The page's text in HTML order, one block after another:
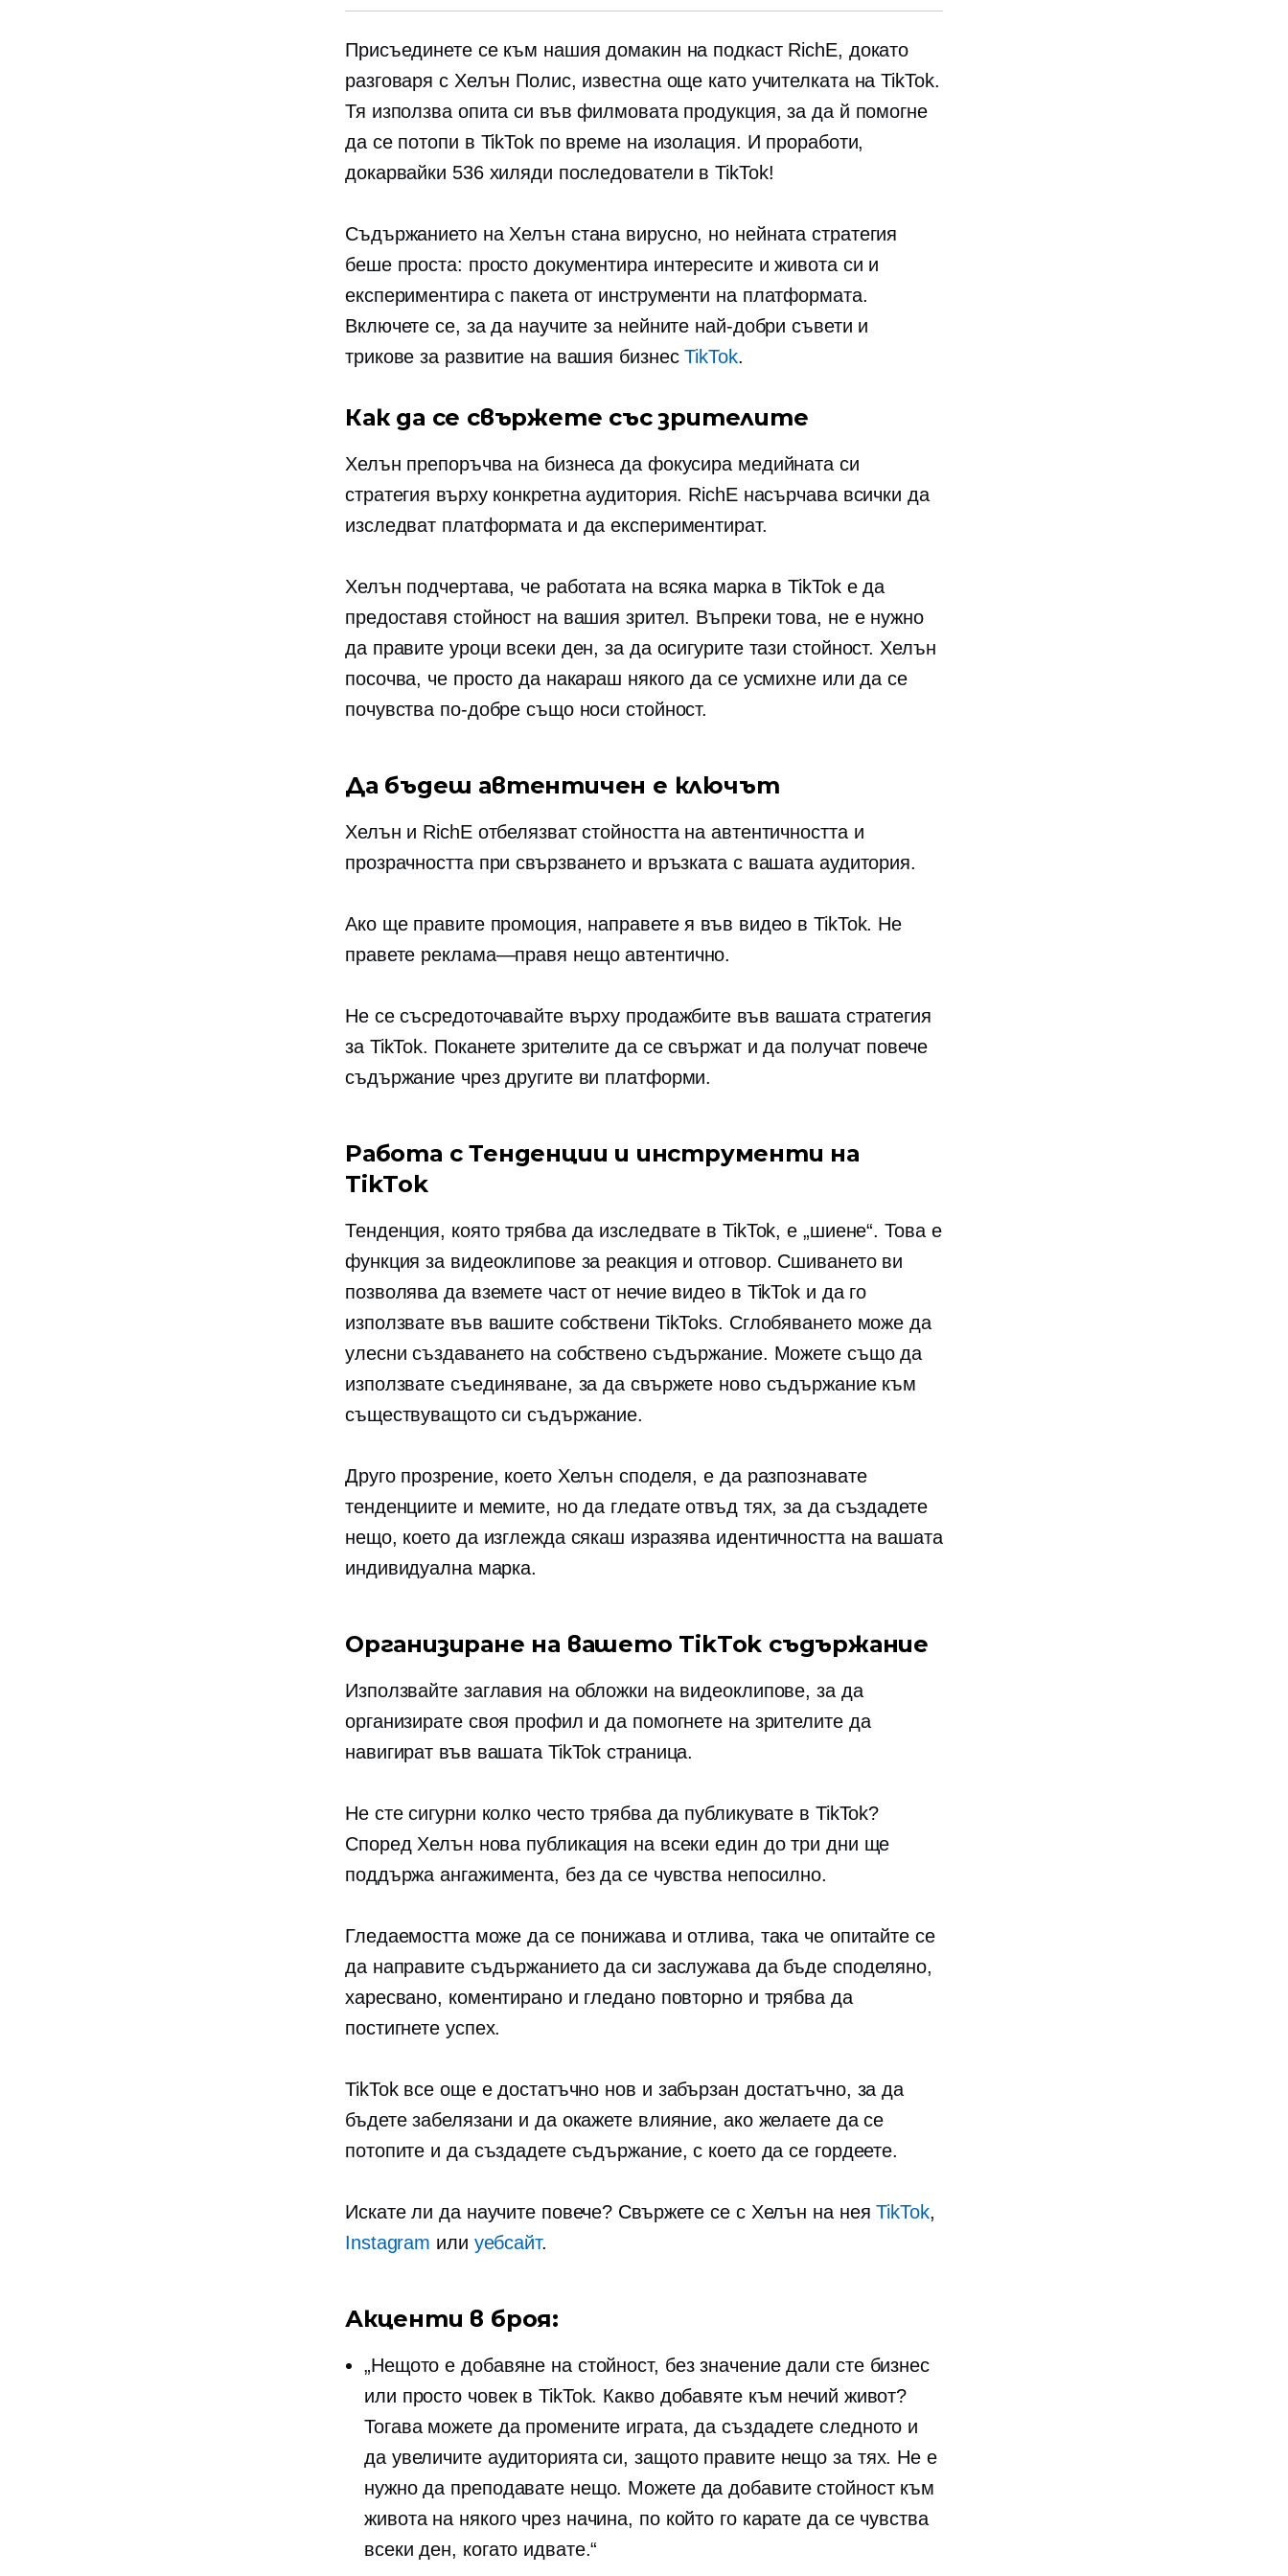
Присъединете се към нашия домакин на подкаст RichE, докато
разговаря с Хелън Полис, известна още като учителката на TikTok.
Тя използва опита си във филмовата продукция, за да й помогне
да се потопи в TikTok по време на изолация. И проработи,
докарвайки 536 хиляди последователи в TikTok!
Съдържанието на Хелън стана вирусно, но нейната стратегия
беше проста: просто документира интересите и живота си и
експериментира с пакета от инструменти на платформата.
Включете се, за да научите за нейните най-добри съвети и
трикове за развитие на вашия бизнесTikTok.
Как да се свържете със зрителите
Хелън препоръчва на бизнеса да фокусира медийната си
стратегия върху конкретна аудитория. RichE насърчава всички да
изследват платформата и да експериментират.
Хелън подчертава, че работата на всяка марка в TikTok е да
предоставя стойност на вашия зрител. Въпреки това, не е нужно
да правите уроци всеки ден, за да осигурите тази стойност. Хелън
посочва, че просто да накараш някого да се усмихне или да се
почувства по-добре също носи стойност.
Да бъдеш автентичен е ключът
Хелън и RichE отбелязват стойността на автентичността и
прозрачността при свързването и връзката с вашата аудитория.
Ако ще правите промоция, направете я във видео в TikTok. Не
правете реклама—правя нещо автентично.
Не се съсредоточавайте върху продажбите във вашата стратегия
за TikTok. Поканете зрителите да се свържат и да получат повече
съдържание чрез другите ви платформи.
Работа с Тенденции и инструменти на
TikTok
Тенденция, която трябва да изследвате в TikTok, е „шиене“. Това е
функция за видеоклипове за реакция и отговор. Сшиването ви
позволява да вземете част от нечие видео в TikTok и да го
използвате във вашите собствени TikToks. Сглобяването може да
улесни създаването на собствено съдържание. Можете също да
използвате съединяване, за да свържете ново съдържание към
съществуващото си съдържание.
Друго прозрение, което Хелън споделя, е да разпознавате
тенденциите и мемите, но да гледате отвъд тях, за да създадете
нещо, което да изглежда сякаш изразява идентичността на вашата
индивидуална марка.
Организиране на вашето TikTok съдържание
Използвайте заглавия на обложки на видеоклипове, за да
организирате своя профил и да помогнете на зрителите да
навигират във вашата TikTok страница.
Не сте сигурни колко често трябва да публикувате в TikTok?
Според Хелън нова публикация на всеки един до три дни ще
поддържа ангажимента, без да се чувства непосилно.
Гледаемостта може да се понижава и отлива, така че опитайте се
да направите съдържанието да си заслужава да бъде споделяно,
харесвано, коментирано и гледано повторно и трябва да
постигнете успех.
TikTok все още е достатъчно нов и забързан достатъчно, за да
бъдете забелязани и да окажете влияние, ако желаете да се
потопите и да създадете съдържание, с което да се гордеете.
Искате ли да научите повече? Свържете се с Хелън на неяTikTok,
Instagram или уебсайт.
Акценти в броя:
„Нещото е добавяне на стойност, без значение дали сте бизнес
или просто човек в TikTok. Какво добавяте към нечий живот?
Тогава можете да промените играта, да създадете следното и
да увеличите аудиторията си, защото правите нещо за тях. Не е
нужно да преподавате нещо. Можете да добавите стойност към
живота на някого чрез начина, по който го карате да се чувства
всеки ден, когато идвате.“